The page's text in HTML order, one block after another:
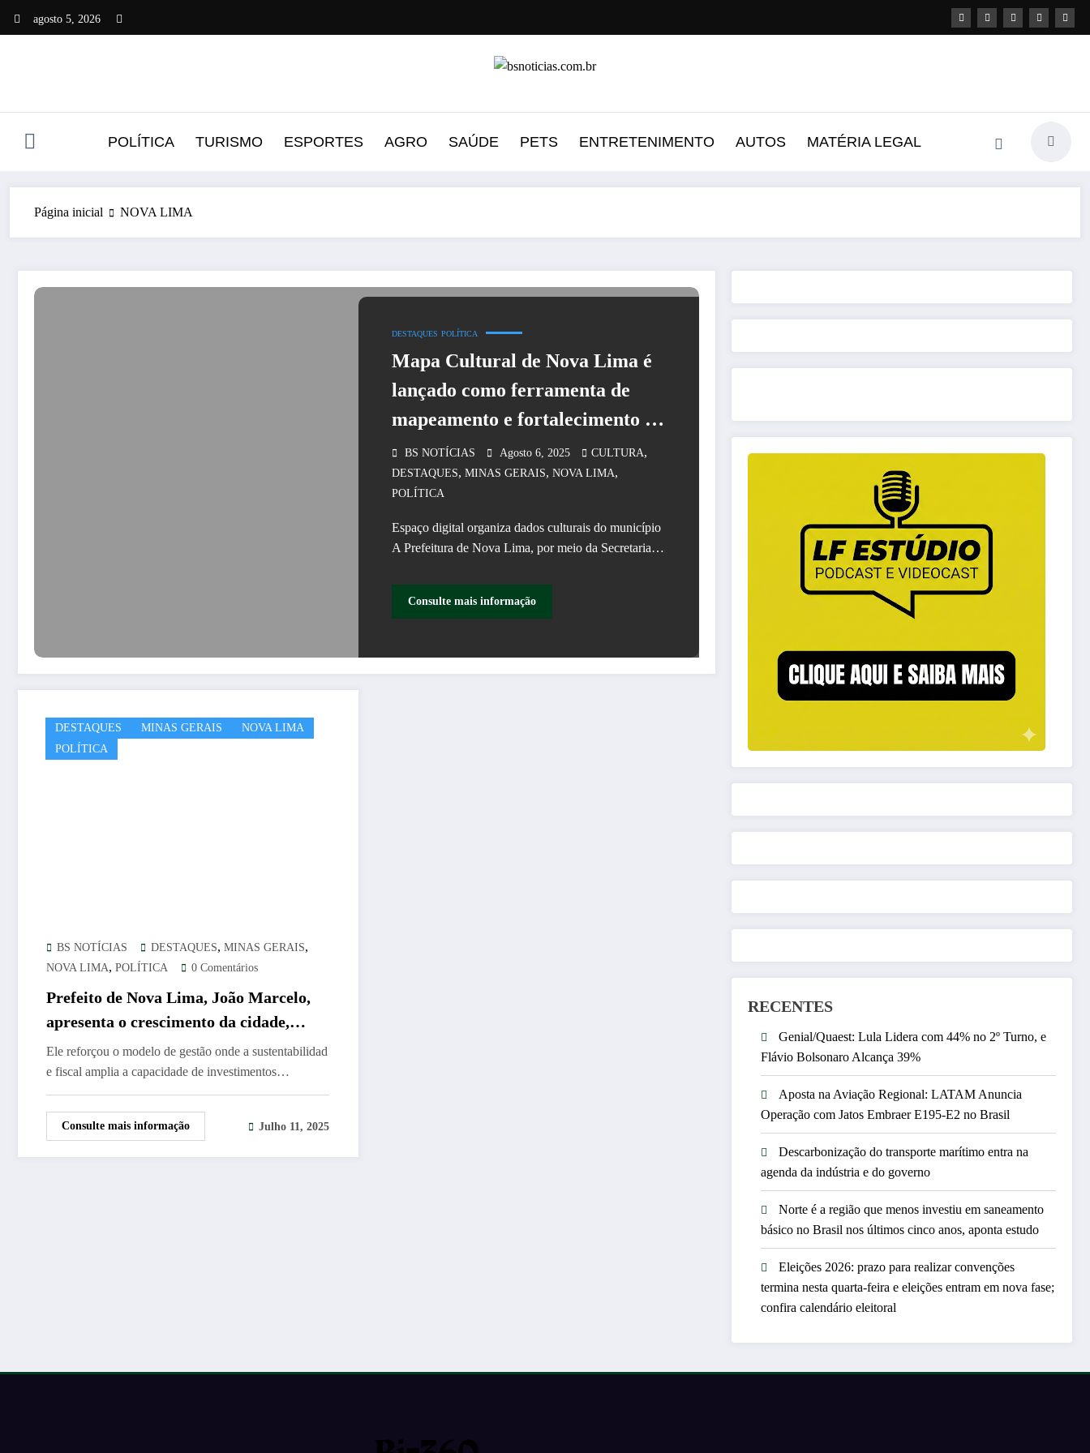
agosto 5, 2026
POLÍTICA TURISMO ESPORTES AGRO SAÚDE PETS ENTRETENIMENTO AUTOS MATÉRIA LEGAL
Página inicial NOVA LIMA
DESTAQUES POLÍTICA
Mapa Cultural de Nova Lima é
lançado como ferramenta de
mapeamento e fortalecimento da
política cultural do município
BS NOTÍCIAS Agosto 6, 2025 CULTURA,
DESTAQUES, MINAS GERAIS, NOVA LIMA,
POLÍTICA
Espaço digital organiza dados culturais do município
A Prefeitura de Nova Lima, por meio da Secretaria…
Consulte mais informação
DESTAQUES MINAS GERAIS
NOVA LIMA
POLÍTICA
BS NOTÍCIAS DESTAQUES, MINAS GERAIS,
NOVA LIMA, POLÍTICA 0 Comentários
Prefeito de Nova Lima, João Marcelo,
apresenta o crescimento da cidade,
durante a 14ª edição do Conexão
Empresarial
Ele reforçou o modelo de gestão onde a sustentabilidad
e fiscal amplia a capacidade de investimentos…
Consulte mais informação Julho 11, 2025
RECENTES
Genial/Quaest: Lula Lidera com 44% no 2º Turno, e
Flávio Bolsonaro Alcança 39%
Aposta na Aviação Regional: LATAM Anuncia
Operação com Jatos Embraer E195-E2 no Brasil
Descarbonização do transporte marítimo entra na
agenda da indústria e do governo
Norte é a região que menos investiu em saneamento
básico no Brasil nos últimos cinco anos, aponta estudo
Eleições 2026: prazo para realizar convenções
termina nesta quarta-feira e eleições entram em nova fase;
confira calendário eleitoral